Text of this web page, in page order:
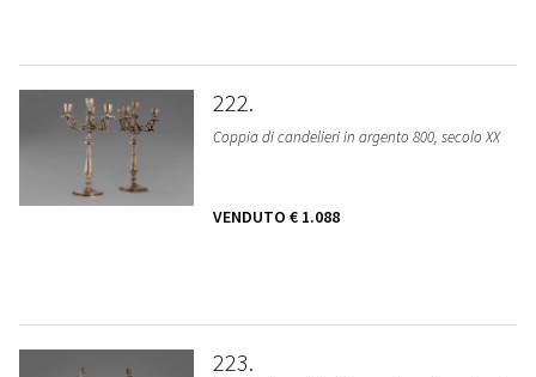
222
Coppia di candelieri in argento 800, secolo XX
VENDUTO € 1.088
223